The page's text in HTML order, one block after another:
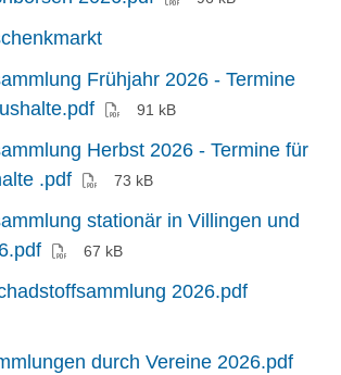
(Externer Link)
Frühjahr 2026 - Termine
(PDF)91 kB
Herbst 2026 - Termine für
.pdf(PDF)73 kB
stationär in Villingen und
(PDF)67 kB
2026.pdf(PDF)
durch Vereine 2026.pdf